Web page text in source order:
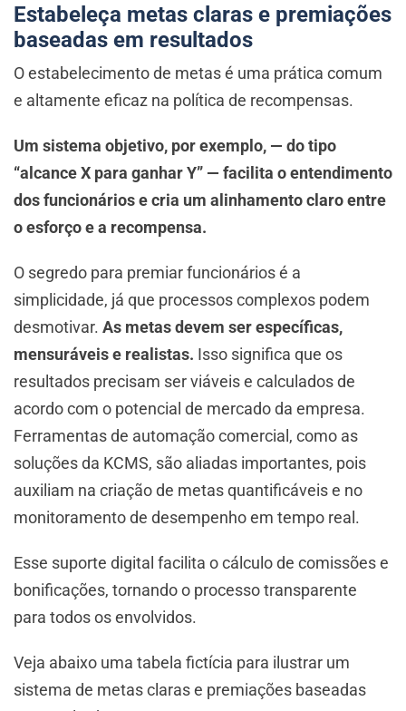
Estabeleça metas claras e premiações
baseadas em resultados
O estabelecimento de metas é uma prática comum
e altamente eficaz na política de recompensas.
Um sistema objetivo, por exemplo, — do tipo
“alcance X para ganhar Y” — facilita o entendimento
dos funcionários e cria um alinhamento claro entre
o esforço e a recompensa.
O segredo para premiar funcionários é a
simplicidade, já que processos complexos podem
desmotivar. As metas devem ser específicas,
mensuráveis e realistas. Isso significa que os
resultados precisam ser viáveis e calculados de
acordo com o potencial de mercado da empresa.
Ferramentas de automação comercial, como as
soluções da KCMS, são aliadas importantes, pois
auxiliam na criação de metas quantificáveis e no
monitoramento de desempenho em tempo real.
Esse suporte digital facilita o cálculo de comissões e
bonificações, tornando o processo transparente
para todos os envolvidos.
Veja abaixo uma tabela fictícia para ilustrar um
sistema de metas claras e premiações baseadas